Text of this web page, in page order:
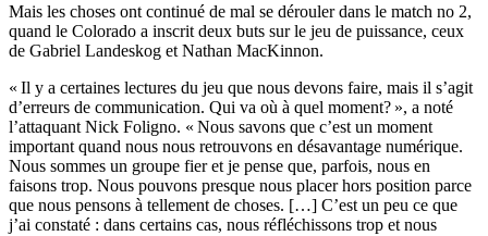
Mais les choses ont continué de mal se dérouler dans le match no 2,
quand le Colorado a inscrit deux buts sur le jeu de puissance, ceux
de Gabriel Landeskog et Nathan MacKinnon.
« Il y a certaines lectures du jeu que nous devons faire, mais il s’agit
d’erreurs de communication. Qui va où à quel moment? », a noté
l’attaquant Nick Foligno. « Nous savons que c’est un moment
important quand nous nous retrouvons en désavantage numérique.
Nous sommes un groupe fier et je pense que, parfois, nous en
faisons trop. Nous pouvons presque nous placer hors position parce
que nous pensons à tellement de choses. […] C’est un peu ce que
j’ai constaté : dans certains cas, nous réfléchissons trop et nous